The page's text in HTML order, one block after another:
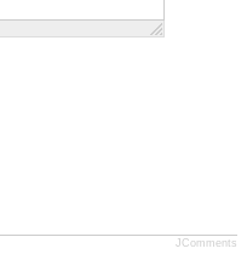
JComments